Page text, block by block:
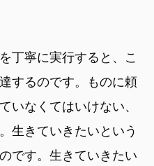
丁寧に実行すると、こ
するのです。ものに頼
いなくてはいけない、
生きていきたいという
です。生きていきたい